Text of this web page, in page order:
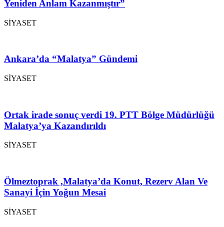
Yeniden Anlam Kazanmıştır”
SİYASET
Ankara’da “Malatya” Gündemi
SİYASET
Ortak irade sonuç verdi 19. PTT Bölge Müdürlüğü
Malatya’ya Kazandırıldı
SİYASET
Ölmeztoprak ,Malatya’da Konut, Rezerv Alan Ve
Sanayi İçin Yoğun Mesai
SİYASET